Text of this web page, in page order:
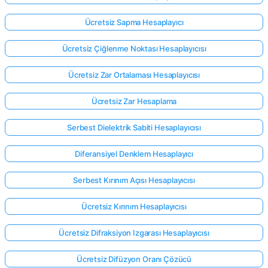
Ücretsiz Sapma Hesaplayıcı
Ücretsiz Çiğlenme Noktası Hesaplayıcısı
Ücretsiz Zar Ortalaması Hesaplayıcısı
Ücretsiz Zar Hesaplama
Serbest Dielektrik Sabiti Hesaplayıcısı
Diferansiyel Denklem Hesaplayıcı
Serbest Kırınım Açısı Hesaplayıcısı
Ücretsiz Kırınım Hesaplayıcısı
Ücretsiz Difraksiyon Izgarası Hesaplayıcısı
Ücretsiz Difüzyon Oranı Çözücü